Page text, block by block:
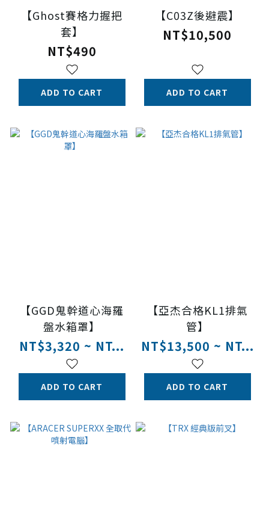
【Ghost賽格力握把
套】
NT$490
ADD TO CART
【C03Z後避震】
NT$10,500
ADD TO CART
【GGD鬼幹道心海羅
盤水箱罩】
NT$3,320 ~ NT...
ADD TO CART
【亞杰合格KL1排氣
管】
NT$13,500 ~ NT...
ADD TO CART